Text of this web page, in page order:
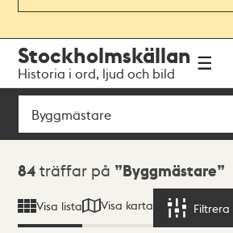
navigationen
huvudinnehållet
Stockholmskällan
Historia i ord, ljud och bild
Sök
Sökresultat
84 träffar på Byggmästare
Visa lista Visa karta Filtrera